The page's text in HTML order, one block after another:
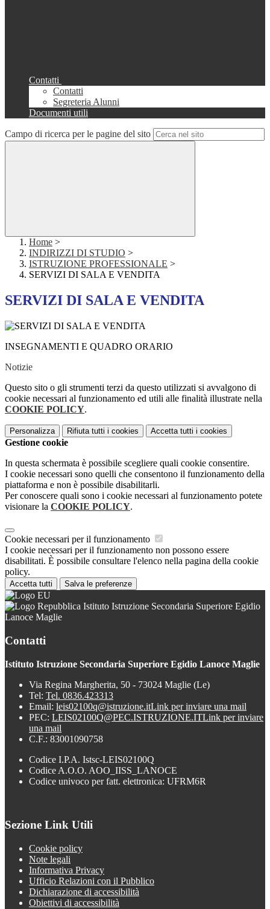
Contatti
Contatti
Segreteria Alunni
Documenti utili
Campo di ricerca per le pagine del sito
Home >
INDIRIZZI DI STUDIO >
ISTRUZIONE PROFESSIONALE >
SERVIZI DI SALA E VENDITA
SERVIZI DI SALA E VENDITA
INSEGNAMENTI E QUADRO ORARIO
Notizie
Questo sito o gli strumenti terzi da questo utilizzati si avvalgono di
cookie necessari al funzionamento ed utili alle finalità illustrate nella
COOKIE POLICY.
Personalizza Rifiuta tutti i cookies Accetta tutti i cookies
Gestione cookie
In questa schermata è possibile scegliere quali cookie consentire.
I cookie necessari sono quelli che consentono il funzionamento della
piattaforma e non è possibile disabilitarli.
Per conoscere quali sono i cookie necessari al funzionamento potete
visionare la COOKIE POLICY.
Cookie necessari per il funzionamento
I cookie necessari per il funzionamento non possono essere
disabilitati. È possibile consultare l'elenco nella pagina della cookie
policy.
Accetta tutti Salva le preferenze
Istituto Istruzione Secondaria Superiore Egidio
Lanoce Maglie
Contatti
Istituto Istruzione Secondaria Superiore Egidio Lanoce Maglie
Via Regina Margherita, 50 - 73024 Maglie (Le)
Tel: Tel. 0836.423313
Email: leis02100q@istruzione.itLink per inviare una mail
PEC: LEIS02100Q@PEC.ISTRUZIONE.ITLink per inviare
una mail
C.F.: 83001090758
Codice I.P.A. Istsc-LEIS02100Q
Codice A.O.O. AOO_IISS_LANOCE
Codice univoco per fatt. elettronica: UFRM6R
Sezione Link Utili
Cookie policy
Note legali
Informativa Privacy
Ufficio Relazioni con il Pubblico
Dichiarazione di accessibilità
Obiettivi di accessibilità